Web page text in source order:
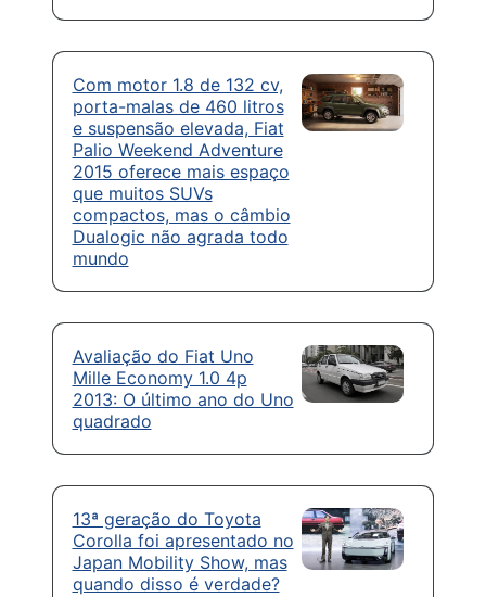
Com motor 1.8 de 132 cv,
porta-malas de 460 litros
e suspensão elevada, Fiat
Palio Weekend Adventure
2015 oferece mais espaço
que muitos SUVs
compactos, mas o câmbio
Dualogic não agrada todo
mundo
Avaliação do Fiat Uno
Mille Economy 1.0 4p
2013: O último ano do Uno
quadrado
13ª geração do Toyota
Corolla foi apresentado no
Japan Mobility Show, mas
quando disso é verdade?